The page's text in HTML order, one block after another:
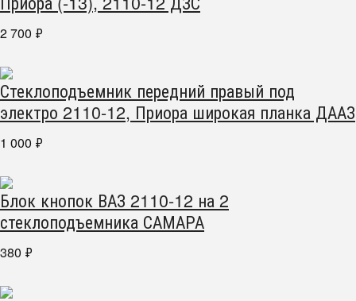
2 700 ₽
Стеклоподъемник передний правый под
электро 2110-12, Приора широкая планка ДААЗ
1 000 ₽
Блок кнопок ВАЗ 2110-12 на 2
стеклоподъемника САМАРА
380 ₽